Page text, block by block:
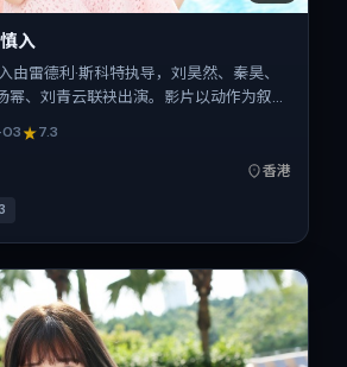
入
由雷德利·斯科特执导，刘昊然、秦昊、
幂、刘青云联袂出演。影片以动作为叙事
年10月3日于中国香港首映（国庆档前
，适合喜欢强情节与细腻表演的观众。
7.3
香港
3